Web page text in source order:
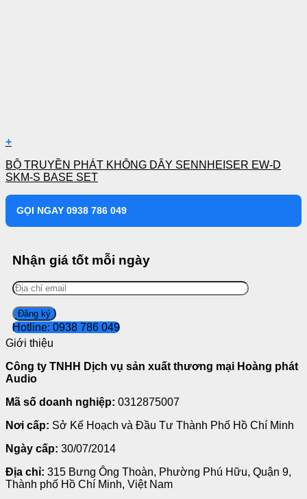
+
BỘ TRUYỀN PHÁT KHÔNG DÂY SENNHEISER EW-D
SKM-S BASE SET
GỌI NGAY 0938 786 049
Nhận giá tốt mỗi ngày
Hotline: 0938 786 049
Giới thiệu
Công ty TNHH Dịch vụ sản xuất thương mại Hoàng phát
Audio
Mã số doanh nghiệp: 0312875007
Nơi cấp: Sở Kế Hoạch và Đầu Tư Thành Phố Hồ Chí Minh
Ngày cấp: 30/07/2014
Địa chỉ: 315 Bưng Ông Thoàn, Phường Phú Hữu, Quận 9,
Thành phố Hồ Chí Minh, Việt Nam